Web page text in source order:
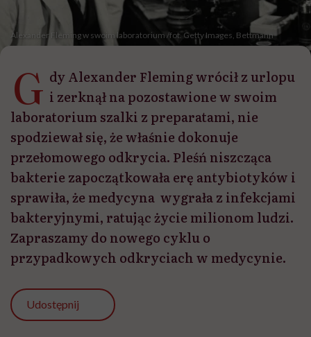
Alexander Fleming w swoim laboratorium /fot. Getty Images, Bettmann
G dy Alexander Fleming wrócił z urlopu
i zerknął na pozostawione w swoim
laboratorium szalki z preparatami, nie
spodziewał się, że właśnie dokonuje
przełomowego odkrycia. Pleśń niszcząca
bakterie zapoczątkowała erę antybiotyków i
sprawiła, że medycyna wygrała z infekcjami
bakteryjnymi, ratując życie milionom ludzi.
Zapraszamy do nowego cyklu o
przypadkowych odkryciach w medycynie.
Udostępnij